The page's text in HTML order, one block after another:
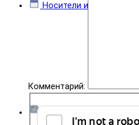
Комментарий:
Носители информации
Комплектующие